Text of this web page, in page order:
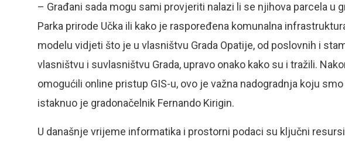
– Građani sada mogu sami provjeriti nalazi li se njihova parcela u
Parka prirode Učka ili kako je raspoređena komunalna
modelu vidjeti što je u vlasništvu Grada Opatije, od poslovnih i
vlasništvu i suvlasništvu Grada, upravo onako kako su i tražili.
omogućili online pristup GIS-u, ovo je važna nadogradnja koju
istaknuo je gradonačelnik Fernando Kirigin.
U današnje vrijeme informatika i prostorni podaci su ključni